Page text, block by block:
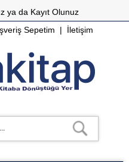
ya da Kayıt Olunuz
Sepetim | İletişim